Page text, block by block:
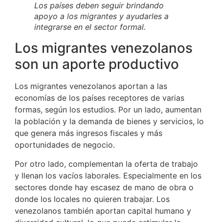
Los países deben seguir brindando
apoyo a los migrantes y ayudarles a
integrarse en el sector formal.
Los migrantes venezolanos
son un aporte productivo
Los migrantes venezolanos aportan a las
economías de los países receptores de varias
formas, según los estudios. Por un lado, aumentan
la población y la demanda de bienes y servicios, lo
que genera más ingresos fiscales y más
oportunidades de negocio.
Por otro lado, complementan la oferta de trabajo
y llenan los vacíos laborales. Especialmente en los
sectores donde hay escasez de mano de obra o
donde los locales no quieren trabajar. Los
venezolanos también aportan capital humano y